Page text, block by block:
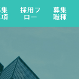
採用フ
ロー
募集
職種